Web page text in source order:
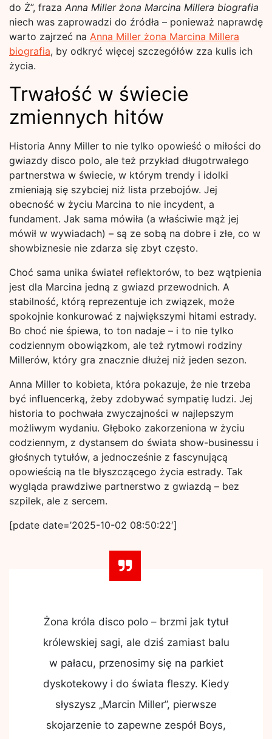
do Ż”, fraza Anna Miller żona Marcina Millera biografia
niech was zaprowadzi do źródła – ponieważ naprawdę
warto zajrzeć na Anna Miller żona Marcina Millera
biografia, by odkryć więcej szczegółów zza kulis ich
życia.
Trwałość w świecie
zmiennych hitów
Historia Anny Miller to nie tylko opowieść o miłości do
gwiazdy disco polo, ale też przykład długotrwałego
partnerstwa w świecie, w którym trendy i idolki
zmieniają się szybciej niż lista przebojów. Jej
obecność w życiu Marcina to nie incydent, a
fundament. Jak sama mówiła (a właściwie mąż jej
mówił w wywiadach) – są ze sobą na dobre i złe, co w
showbiznesie nie zdarza się zbyt często.
Choć sama unika świateł reflektorów, to bez wątpienia
jest dla Marcina jedną z gwiazd przewodnich. A
stabilność, którą reprezentuje ich związek, może
spokojnie konkurować z największymi hitami estrady.
Bo choć nie śpiewa, to ton nadaje – i to nie tylko
codziennym obowiązkom, ale też rytmowi rodziny
Millerów, który gra znacznie dłużej niż jeden sezon.
Anna Miller to kobieta, która pokazuje, że nie trzeba
być influencerką, żeby zdobywać sympatię ludzi. Jej
historia to pochwała zwyczajności w najlepszym
możliwym wydaniu. Głęboko zakorzeniona w życiu
codziennym, z dystansem do świata show-businessu i
głośnych tytułów, a jednocześnie z fascynującą
opowieścią na tle błyszczącego życia estrady. Tak
wygląda prawdziwe partnerstwo z gwiazdą – bez
szpilek, ale z sercem.
[pdate date=’2025-10-02 08:50:22′]
Żona króla disco polo – brzmi jak tytuł
królewskiej sagi, ale dziś zamiast balu
w pałacu, przenosimy się na parkiet
dyskotekowy i do świata fleszy. Kiedy
słyszysz „Marcin Miller”, pierwsze
skojarzenie to zapewne zespół Boys,